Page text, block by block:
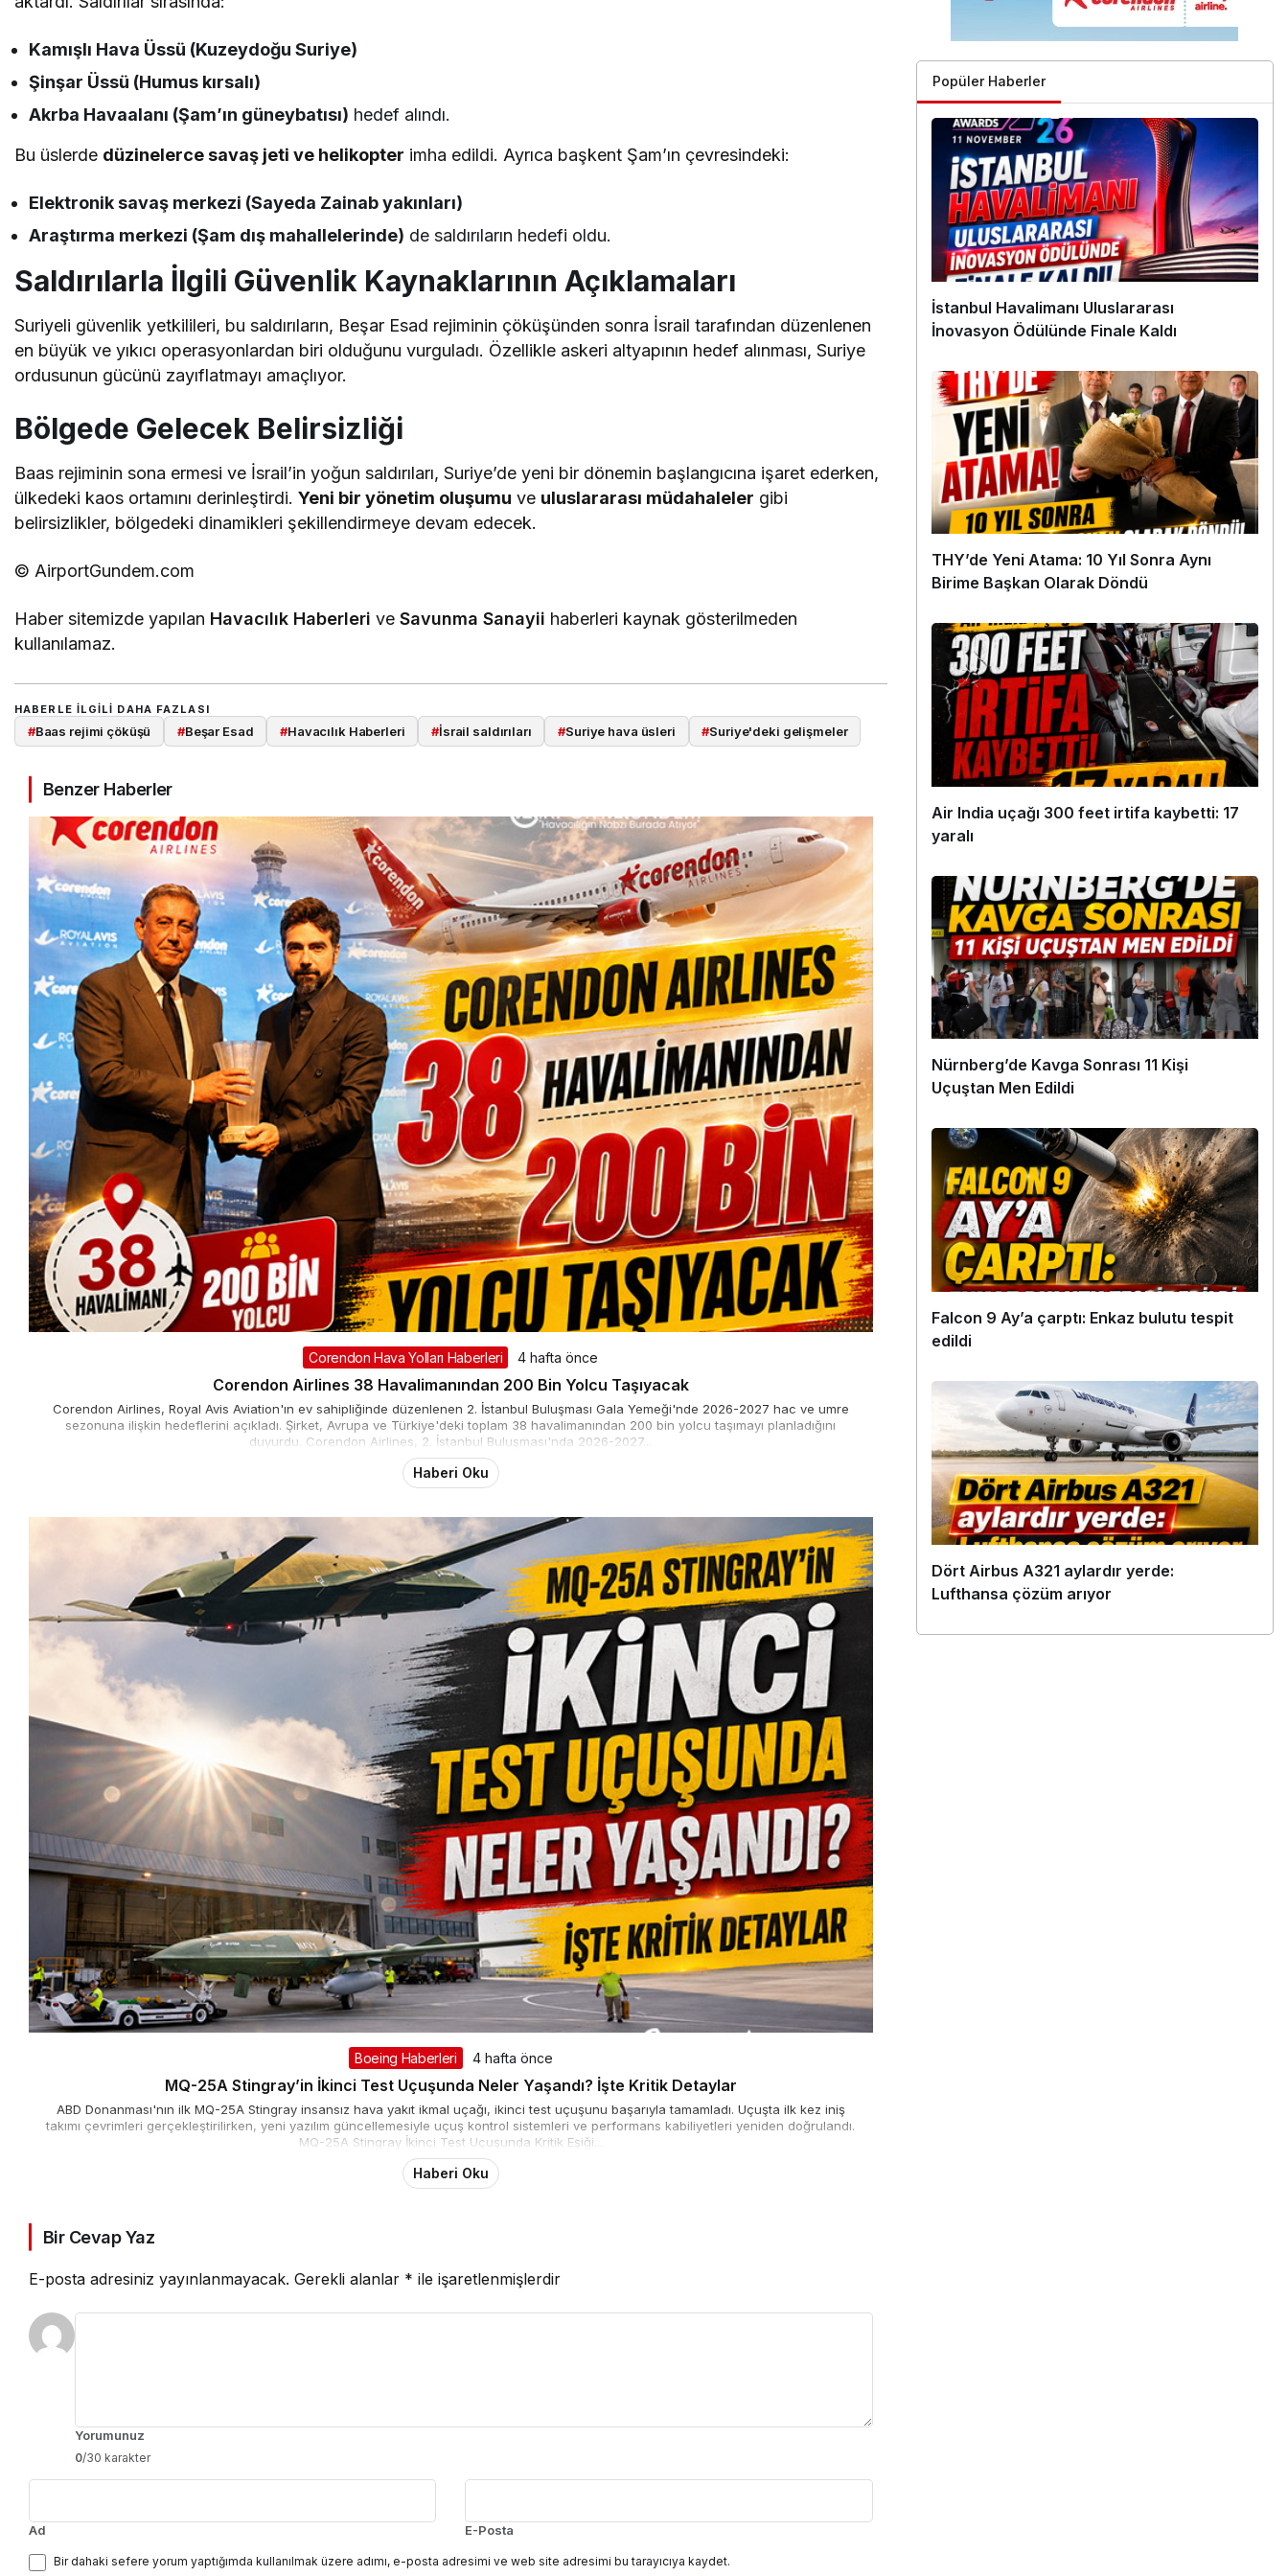
Kamışlı Hava Üssü (Kuzeydoğu Suriye)
Şinşar Üssü (Humus kırsalı)
Akrba Havaalanı (Şam’ın güneybatısı) hedef alındı.
Bu üslerde düzinelerce savaş jeti ve helikopter imha edildi. Ayrıca başkent Şam’ın çevresindeki:
Elektronik savaş merkezi (Sayeda Zainab yakınları)
Araştırma merkezi (Şam dış mahallelerinde) de saldırıların hedefi oldu.
Saldırılarla İlgili Güvenlik Kaynaklarının Açıklamaları
Suriyeli güvenlik yetkilileri, bu saldırıların, Beşar Esad rejiminin çöküşünden sonra İsrail tarafından düzenlenen
en büyük ve yıkıcı operasyonlardan biri olduğunu vurguladı. Özellikle askeri altyapının hedef alınması, Suriye
ordusunun gücünü zayıflatmayı amaçlıyor.
Bölgede Gelecek Belirsizliği
Baas rejiminin sona ermesi ve İsrail’in yoğun saldırıları, Suriye’de yeni bir dönemin başlangıcına işaret ederken,
ülkedeki kaos ortamını derinleştirdi.Yeni bir yönetim oluşumu ve uluslararası müdahaleler gibi
belirsizlikler, bölgedeki dinamikleri şekillendirmeye devam edecek.
© AirportGundem.com
Haber sitemizde yapılan Havacılık Haberleri veSavunma Sanayii haberleri kaynak gösterilmeden
kullanılamaz.
HABERLE ILGILI DAHA FAZLASI
#Baas rejimi çöküşü #Beşar Esad #Havacılık Haberleri #İsrail saldırıları #Suriye hava üsleri #Suriye'deki gelişmeler
Benzer Haberler
Corendon Hava Yolları Haberleri 4 hafta önce
Corendon Airlines 38 Havalimanından 200 Bin Yolcu Taşıyacak
Corendon Airlines, Royal Avis Aviation'ın ev sahipliğinde düzenlenen 2. İstanbul Buluşması Gala Yemeği'nde 2026-2027 hac ve umre
sezonuna ilişkin hedeflerini açıkladı. Şirket, Avrupa ve Türkiye'deki toplam 38 havalimanından 200 bin yolcu taşımayı planladığını
duyurdu. Corendon Airlines, 2. İstanbul Buluşması'nda 2026-2027...
Haberi Oku
Boeing Haberleri 4 hafta önce
MQ-25A Stingray’in İkinci Test Uçuşunda Neler Yaşandı? İşte Kritik Detaylar
ABD Donanması'nın ilk MQ-25A Stingray insansız hava yakıt ikmal uçağı, ikinci test uçuşunu başarıyla tamamladı. Uçuşta ilk kez iniş
takımı çevrimleri gerçekleştirilirken, yeni yazılım güncellemesiyle uçuş kontrol sistemleri ve performans kabiliyetleri yeniden doğrulandı.
MQ-25A Stingray İkinci Test Uçuşunda Kritik Eşiği...
Haberi Oku
Bir Cevap Yaz
E-posta adresiniz yayınlanmayacak. Gerekli alanlar * ile işaretlenmişlerdir
Yorumunuz
0/30 karakter
Ad E-Posta
Bir dahaki sefere yorum yaptığımda kullanılmak üzere adımı, e-posta adresimi ve web site adresimi bu tarayıcıya kaydet.
Popüler Haberler
İstanbul Havalimanı Uluslararası
İnovasyon Ödülünde Finale Kaldı
THY’de Yeni Atama: 10 Yıl Sonra Aynı
Birime Başkan Olarak Döndü
Air India uçağı 300 feet irtifa kaybetti: 17
yaralı
Nürnberg’de Kavga Sonrası 11 Kişi
Uçuştan Men Edildi
Falcon 9 Ay’a çarptı: Enkaz bulutu tespit
edildi
Dört Airbus A321 aylardır yerde:
Lufthansa çözüm arıyor